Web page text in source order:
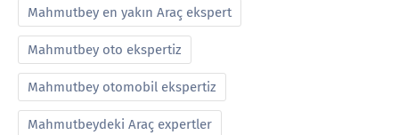
Mahmutbey en yakın Araç ekspert
Mahmutbey oto ekspertiz
Mahmutbey otomobil ekspertiz
Mahmutbeydeki Araç expertler